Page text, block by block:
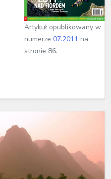
Artykuł opublikowany w
numerze07.2011 na
stronie 86.